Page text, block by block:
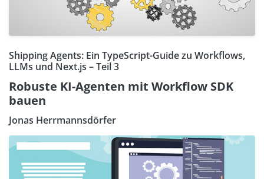
Shipping Agents: Ein TypeScript-Guide zu Workflows,
LLMs und Next.js – Teil 3
Robuste KI-Agenten mit Workflow SDK
bauen
Jonas Herrmannsdörfer